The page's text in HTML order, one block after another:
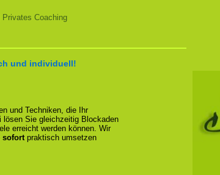
Coaching
und individuell!
und Techniken, die Ihr
lösen Sie gleichzeitig Blockaden
erreicht werden können. Wir
sofortpraktisch umsetzen